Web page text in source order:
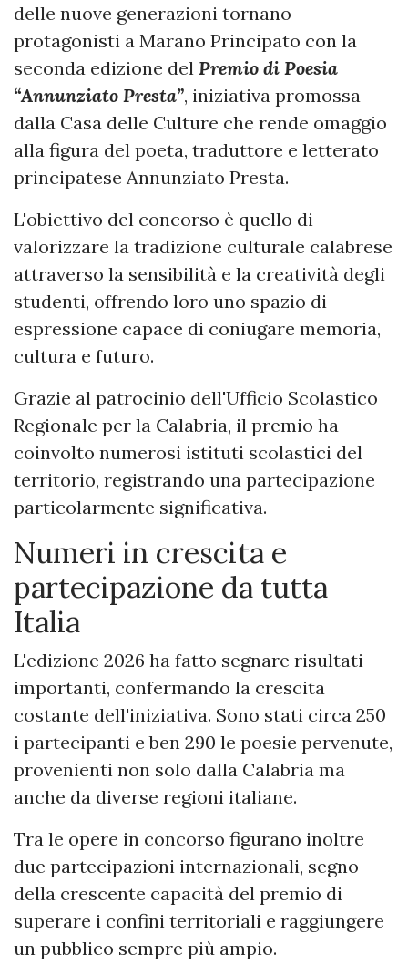
delle nuove generazioni tornano
protagonisti a Marano Principato con la
seconda edizione del Premio di Poesia
“Annunziato Presta”, iniziativa promossa
dalla Casa delle Culture che rende omaggio
alla figura del poeta, traduttore e letterato
principatese Annunziato Presta.
L'obiettivo del concorso è quello di
valorizzare la tradizione culturale calabrese
attraverso la sensibilità e la creatività degli
studenti, offrendo loro uno spazio di
espressione capace di coniugare memoria,
cultura e futuro.
Grazie al patrocinio dell'Ufficio Scolastico
Regionale per la Calabria, il premio ha
coinvolto numerosi istituti scolastici del
territorio, registrando una partecipazione
particolarmente significativa.
Numeri in crescita e
partecipazione da tutta
Italia
L'edizione 2026 ha fatto segnare risultati
importanti, confermando la crescita
costante dell'iniziativa. Sono stati circa 250
i partecipanti e ben 290 le poesie pervenute,
provenienti non solo dalla Calabria ma
anche da diverse regioni italiane.
Tra le opere in concorso figurano inoltre
due partecipazioni internazionali, segno
della crescente capacità del premio di
superare i confini territoriali e raggiungere
un pubblico sempre più ampio.